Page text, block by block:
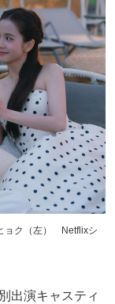
ョク（左） Netflixシ
出演キャスティ